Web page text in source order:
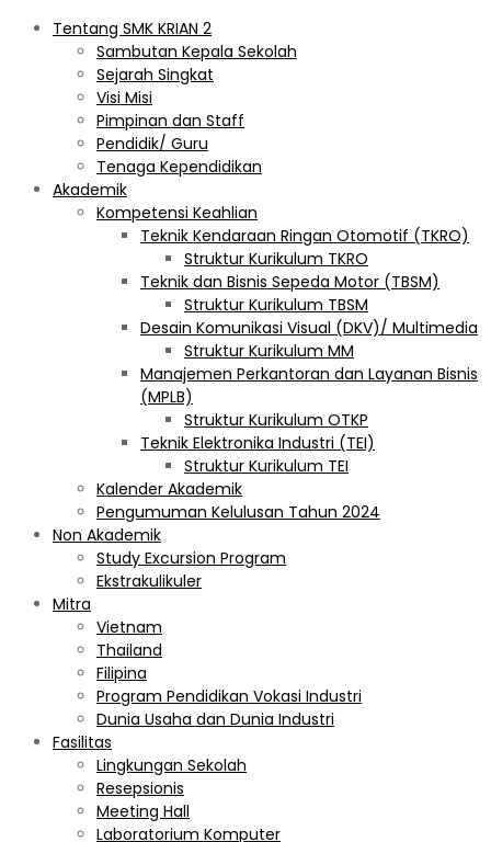
Tentang SMK KRIAN 2
Sambutan Kepala Sekolah
Sejarah Singkat
Visi Misi
Pimpinan dan Staff
Pendidik/ Guru
Tenaga Kependidikan
Akademik
Kompetensi Keahlian
Teknik Kendaraan Ringan Otomotif (TKRO)
Struktur Kurikulum TKRO
Teknik dan Bisnis Sepeda Motor (TBSM)
Struktur Kurikulum TBSM
Desain Komunikasi Visual (DKV)/ Multimedia
Struktur Kurikulum MM
Manajemen Perkantoran dan Layanan Bisnis
(MPLB)
Struktur Kurikulum OTKP
Teknik Elektronika Industri (TEI)
Struktur Kurikulum TEI
Kalender Akademik
Pengumuman Kelulusan Tahun 2024
Non Akademik
Study Excursion Program
Ekstrakulikuler
Mitra
Vietnam
Thailand
Filipina
Program Pendidikan Vokasi Industri
Dunia Usaha dan Dunia Industri
Fasilitas
Lingkungan Sekolah
Resepsionis
Meeting Hall
Laboratorium Komputer